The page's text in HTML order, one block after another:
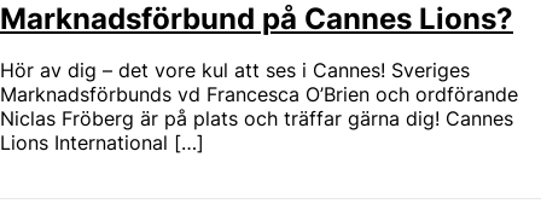
Marknadsförbund på Cannes Lions?
Hör av dig – det vore kul att ses i Cannes! Sveriges
Marknadsförbunds vd Francesca O’Brien och ordförande
Niclas Fröberg är på plats och träffar gärna dig! Cannes
Lions International […]